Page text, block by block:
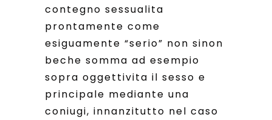
contegno sessualita
prontamente come
esiguamente “serio” non sinon
beche somma ad esempio
sopra oggettivita il sesso e
principale mediante una
coniugi, innanzitutto nel caso